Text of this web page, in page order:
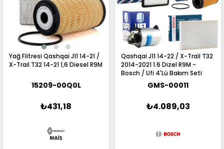
Yağ Filtresi Qashqai J11 14-21 /
X-Trail T32 14-21 1,6 Diesel R9M
15209-00Q0L
₺431,18
Qashqai J11 14-22 / X-Trail T32
2014-2021 1.6 Dizel R9M -
Bosch / Ufi 4'Lü Bakım Seti
Yağ-Hava-Polen-Mazot
GMS-00011
₺4.089,03